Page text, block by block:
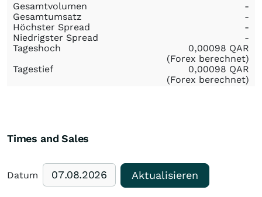
Gesamtvolumen
-
Gesamtumsatz
-
Höchster Spread
-
Niedrigster Spread
-
Tageshoch
0,00098 QAR
(Forex berechnet)
Tagestief
0,00098 QAR
(Forex berechnet)
Times and Sales
Datum Aktualisieren